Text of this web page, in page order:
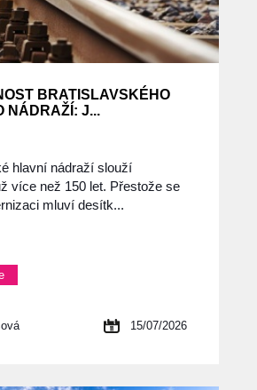
BRATISLAVSKÉHO
NÁDRAŽÍ: J...
hlavní nádraží slouží
více než 150 let. Přestože se
mluví desítk...
15/07/2026